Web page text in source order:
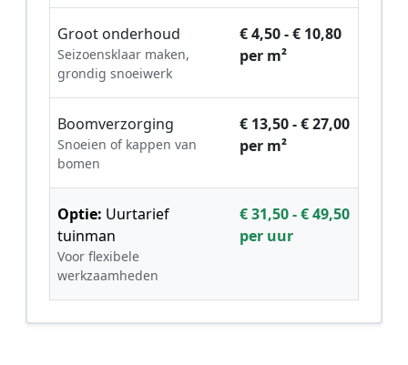
Groot onderhoud
Seizoensklaar maken,
grondig snoeiwerk
€ 4,50 - € 10,80
per m²
Boomverzorging
Snoeien of kappen van
bomen
€ 13,50 - € 27,00
per m²
Optie: Uurtarief
tuinman
Voor flexibele
werkzaamheden
€ 31,50 - € 49,50
per uur